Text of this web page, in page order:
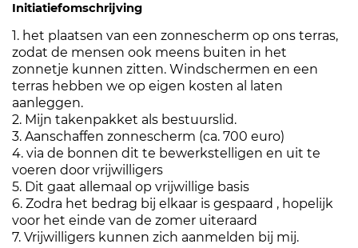
Initiatiefomschrijving
1. het plaatsen van een zonnescherm op ons terras,
zodat de mensen ook meens buiten in het
zonnetje kunnen zitten. Windschermen en een
terras hebben we op eigen kosten al laten
aanleggen.
2. Mijn takenpakket als bestuurslid.
3. Aanschaffen zonnescherm (ca. 700 euro)
4. via de bonnen dit te bewerkstelligen en uit te
voeren door vrijwilligers
5. Dit gaat allemaal op vrijwillige basis
6. Zodra het bedrag bij elkaar is gespaard , hopelijk
voor het einde van de zomer uiteraard
7. Vrijwilligers kunnen zich aanmelden bij mij.